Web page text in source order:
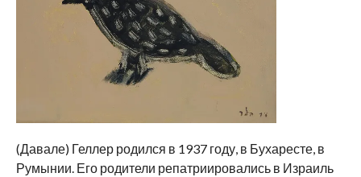
(Давале) Геллер родился в 1937 году, в Бухаресте, в
Румынии. Его родители репатриировались в Израиль